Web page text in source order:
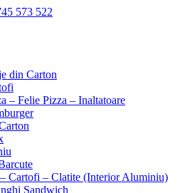
573 522
din Carton
– Felie Pizza – Inaltatoare
Cartofi – Clatite (Interior Aluminiu)
Sandwich